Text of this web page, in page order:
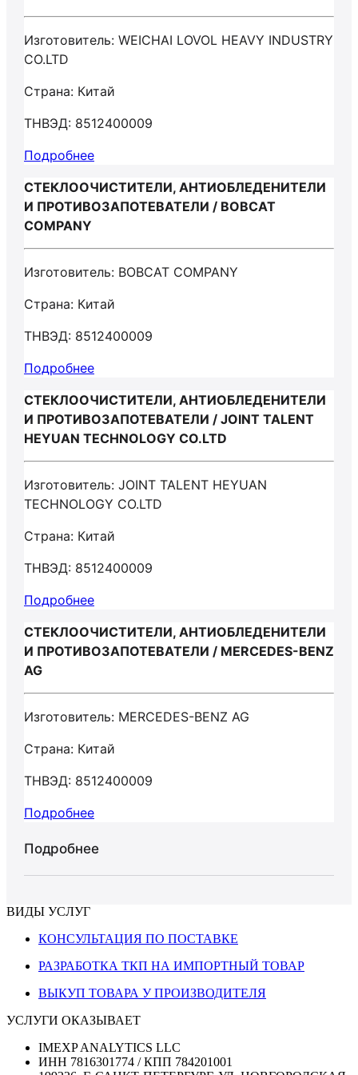
Изготовитель: WEICHAI LOVOL HEAVY INDUSTRY
CO.LTD
Страна: Китай
ТНВЭД: 8512400009
Подробнее
СТЕКЛООЧИСТИТЕЛИ, АНТИОБЛЕДЕНИТЕЛИ
И ПРОТИВОЗАПОТЕВАТЕЛИ / BOBCAT
COMPANY
Изготовитель: BOBCAT COMPANY
Страна: Китай
ТНВЭД: 8512400009
Подробнее
СТЕКЛООЧИСТИТЕЛИ, АНТИОБЛЕДЕНИТЕЛИ
И ПРОТИВОЗАПОТЕВАТЕЛИ / JOINT TALENT
HEYUAN TECHNOLOGY CO.LTD
Изготовитель: JOINT TALENT HEYUAN
TECHNOLOGY CO.LTD
Страна: Китай
ТНВЭД: 8512400009
Подробнее
СТЕКЛООЧИСТИТЕЛИ, АНТИОБЛЕДЕНИТЕЛИ
И ПРОТИВОЗАПОТЕВАТЕЛИ / MERCEDES-BENZ
AG
Изготовитель: MERCEDES-BENZ AG
Страна: Китай
ТНВЭД: 8512400009
Подробнее
Подробнее
ВИДЫ УСЛУГ
КОНСУЛЬТАЦИЯ ПО ПОСТАВКЕ
РАЗРАБОТКА ТКП НА ИМПОРТНЫЙ ТОВАР
ВЫКУП ТОВАРА У ПРОИЗВОДИТЕЛЯ
УСЛУГИ ОКАЗЫВАЕТ
IMEXP ANALYTICS LLC
ИНН 7816301774 / КПП 784201001